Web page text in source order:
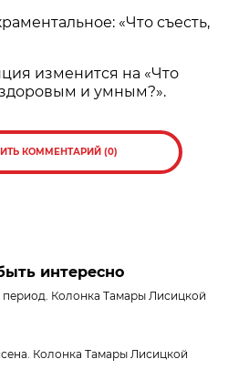
«Что съесть,
изменится на «Что
и умным?».
КОММЕНТАРИЙ (0)
интересно
Колонка Тамары Лисицкой
Колонка Тамары Лисицкой